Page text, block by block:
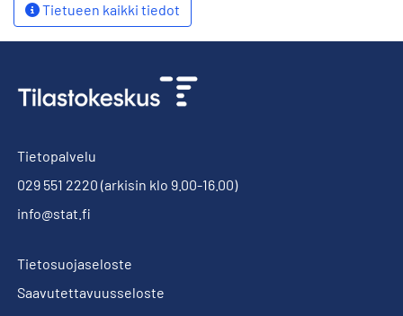
Tietueen kaikki tiedot
Tietopalvelu
029 551 2220 (arkisin klo 9.00-16.00)
info@stat.fi
Tietosuojaseloste
Saavutettavuusseloste